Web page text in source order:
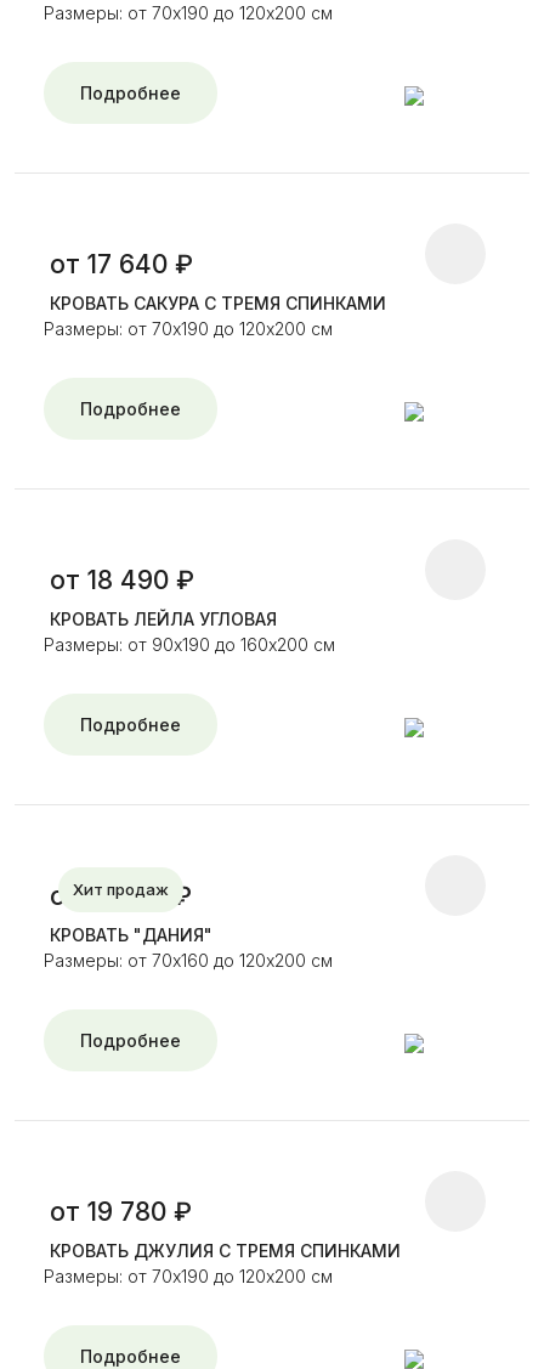
Размеры: от 70х190 до 120х200 см
Подробнее
от 17 640 ₽
КРОВАТЬ САКУРА С ТРЕМЯ СПИНКАМИ
Размеры: от 70х190 до 120х200 см
Подробнее
от 18 490 ₽
КРОВАТЬ ЛЕЙЛА УГЛОВАЯ
Размеры: от 90х190 до 160х200 см
Подробнее
Хит продаж
от 18 950 ₽
КРОВАТЬ "ДАНИЯ"
Размеры: от 70х160 до 120х200 см
Подробнее
от 19 780 ₽
КРОВАТЬ ДЖУЛИЯ С ТРЕМЯ СПИНКАМИ
Размеры: от 70х190 до 120х200 см
Подробнее